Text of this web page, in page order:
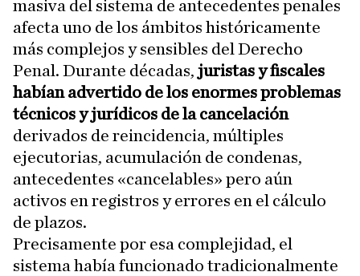
masiva del sistema de antecedentes penales
afecta uno de los ámbitos históricamente
más complejos y sensibles del Derecho
Penal. Durante décadas, juristas y fiscales
habían advertido de los enormes problemas
técnicos y jurídicos de la cancelación
derivados de reincidencia, múltiples
ejecutorias, acumulación de condenas,
antecedentes «cancelables» pero aún
activos en registros y errores en el cálculo
de plazos.
Precisamente por esa complejidad, el
sistema había funcionado tradicionalmente